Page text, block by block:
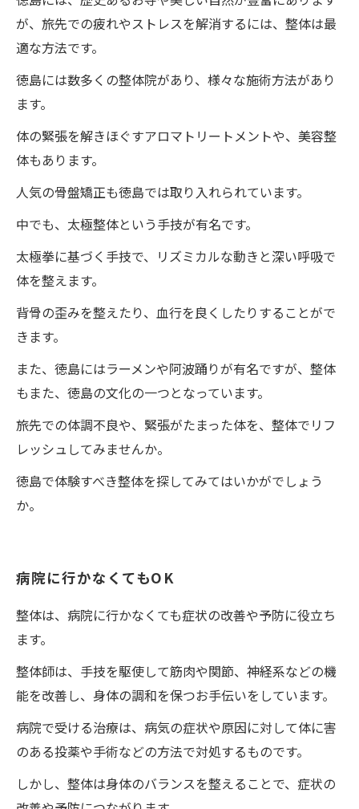
が、旅先での疲れやストレスを解消するには、整体は最
適な方法です。
徳島には数多くの整体院があり、様々な施術方法があり
ます。
体の緊張を解きほぐすアロマトリートメントや、美容整
体もあります。
人気の骨盤矯正も徳島では取り入れられています。
中でも、太極整体という手技が有名です。
太極拳に基づく手技で、リズミカルな動きと深い呼吸で
体を整えます。
背骨の歪みを整えたり、血行を良くしたりすることがで
きます。
また、徳島にはラーメンや阿波踊りが有名ですが、整体
もまた、徳島の文化の一つとなっています。
旅先での体調不良や、緊張がたまった体を、整体でリフ
レッシュしてみませんか。
徳島で体験すべき整体を探してみてはいかがでしょう
か。
病院に行かなくてもOK
整体は、病院に行かなくても症状の改善や予防に役立ち
ます。
整体師は、手技を駆使して筋肉や関節、神経系などの機
能を改善し、身体の調和を保つお手伝いをしています。
病院で受ける治療は、病気の症状や原因に対して体に害
のある投薬や手術などの方法で対処するものです。
しかし、整体は身体のバランスを整えることで、症状の